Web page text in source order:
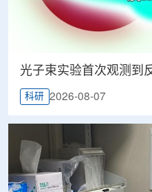
光子束实验首次观测到
科研 2026-08-07